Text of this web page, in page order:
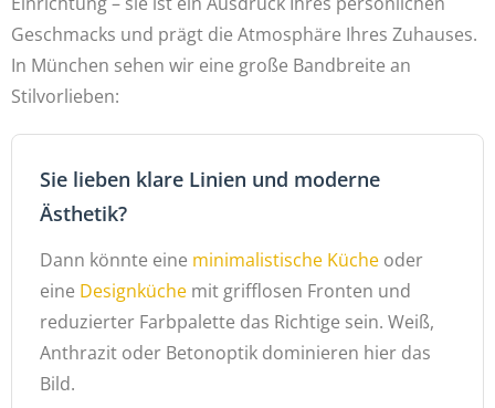
Geschmacks und prägt die Atmosphäre Ihres Zuhauses.
In München sehen wir eine große Bandbreite an
Stilvorlieben:
Sie lieben klare Linien und moderne
Ästhetik?
Dann könnte eine minimalistische Küche oder
eine Designküche mit grifflosen Fronten und
reduzierter Farbpalette das Richtige sein. Weiß,
Anthrazit oder Betonoptik dominieren hier das
Bild.